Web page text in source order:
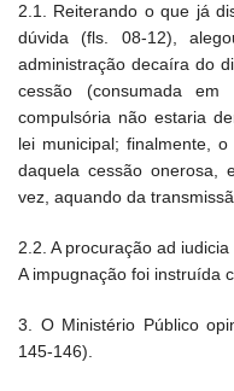
2.1. Reiterando o que já
dúvida (fls. 08-12),
administração decaíra do
cessão (consumada
compulsória não estaria
lei municipal; finalmente,
daquela cessão onerosa,
vez, aquando da
2.2. A procuração ad
A impugnação foi instruída
3. O Ministério Público
145-146).